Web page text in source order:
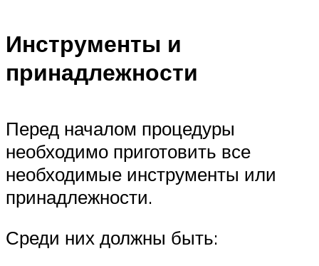
Инструменты и
принадлежности
Перед началом процедуры
необходимо приготовить все
необходимые инструменты или
принадлежности.
Среди них должны быть: